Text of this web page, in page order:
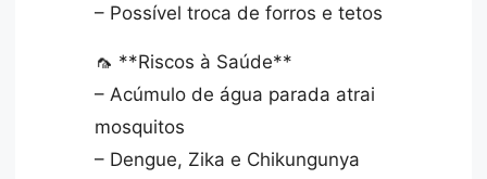
– Possível troca de forros e tetos
🦟 **Riscos à Saúde**
– Acúmulo de água parada atrai
mosquitos
– Dengue, Zika e Chikungunya